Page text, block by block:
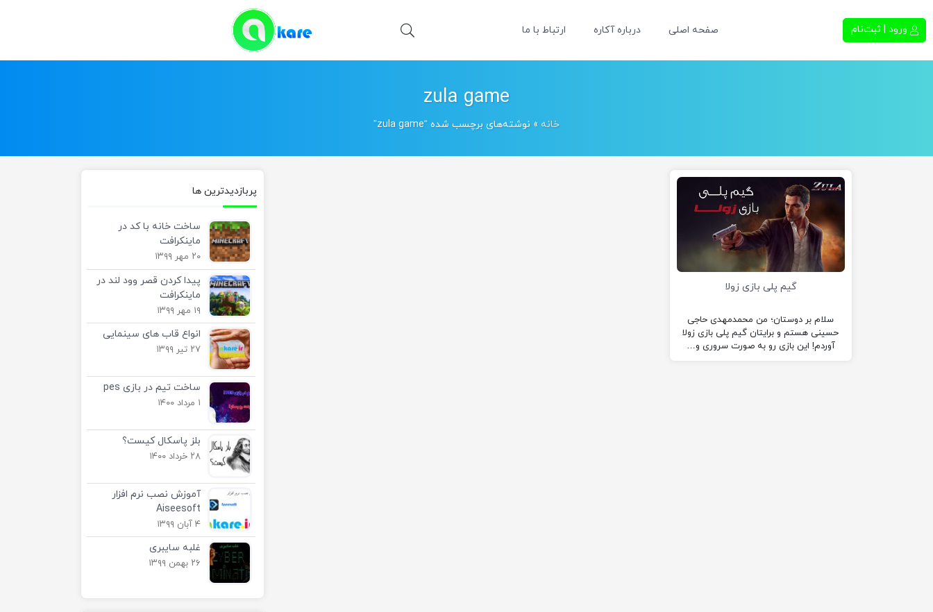
ورود | ثبت‌نام صفحه اصلی درباره آکاره ارتباط با ما
zula game
خانه » نوشته‌های برچسب شده “zula game”
گیم پلی بازی زولا
سلام بر دوستان؛ من محمدمهدی حاجی
حسینی هستم و برایتان گیم پلی بازی زولا
آوردم! این بازی رو به صورت سروری و…
پربازدیدترین ها
ساخت خانه با کد در
ماینکرافت
۲۰ مهر ۱۳۹۹
پیدا کردن قصر وود لند در
ماینکرافت
۱۹ مهر ۱۳۹۹
انواع قاب های سینمایی
۲۷ تیر ۱۳۹۹
ساخت تیم در بازی pes
۱ مرداد ۱۴۰۰
بلز پاسکال کیست؟
۲۸ خرداد ۱۴۰۰
آموزش نصب نرم افزار
Aiseesoft
۴ آبان ۱۳۹۹
غلبه سایبری
۲۶ بهمن ۱۳۹۹